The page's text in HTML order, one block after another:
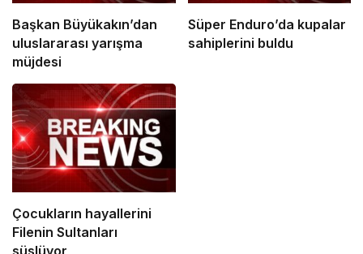
Başkan Büyükakın’dan
uluslararası yarışma
müjdesi
Süper Enduro’da kupalar
sahiplerini buldu
Çocukların hayallerini
Filenin Sultanları